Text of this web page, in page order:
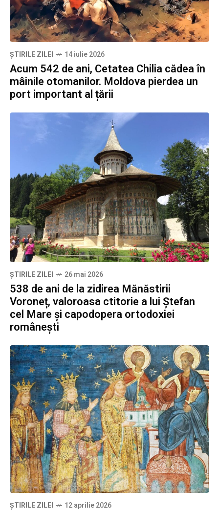
ȘTIRILE ZILEI 14 iulie 2026
Acum 542 de ani, Cetatea Chilia cădea în
mâinile otomanilor. Moldova pierdea un
port important al țării
ȘTIRILE ZILEI 26 mai 2026
538 de ani de la zidirea Mănăstirii
Voroneț, valoroasa ctitorie a lui Ștefan
cel Mare și capodopera ortodoxiei
românești
ȘTIRILE ZILEI 12 aprilie 2026